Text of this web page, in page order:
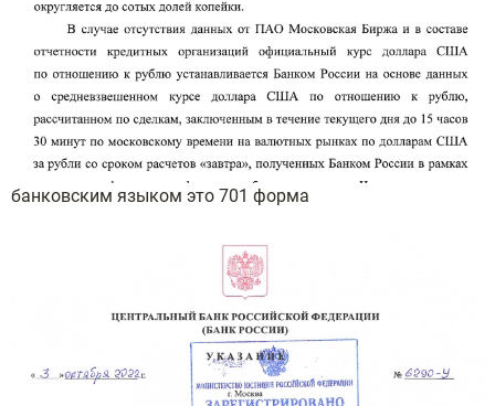
банковским языком это 701 форма